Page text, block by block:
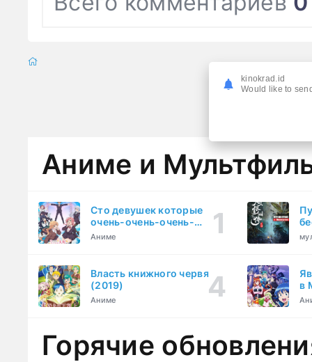
Аниме и
Сто девушек которые
очень-очень-очень-
очень-очень сильно тебя
Аниме
Власть книжного червя
(2019)
Аниме
в
Горячие
kinokrad.id
Would like to